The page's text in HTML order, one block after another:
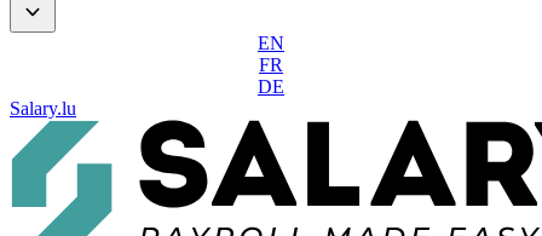
EN
FR
DE
Salary.lu